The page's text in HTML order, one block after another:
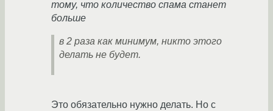
тому, что количество спама станет
больше
в 2 раза как минимум, никто этого
делать не будет.
Это обязательно нужно делать. Но с